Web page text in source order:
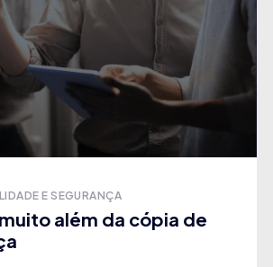
E SEGURANÇA
além da cópia de